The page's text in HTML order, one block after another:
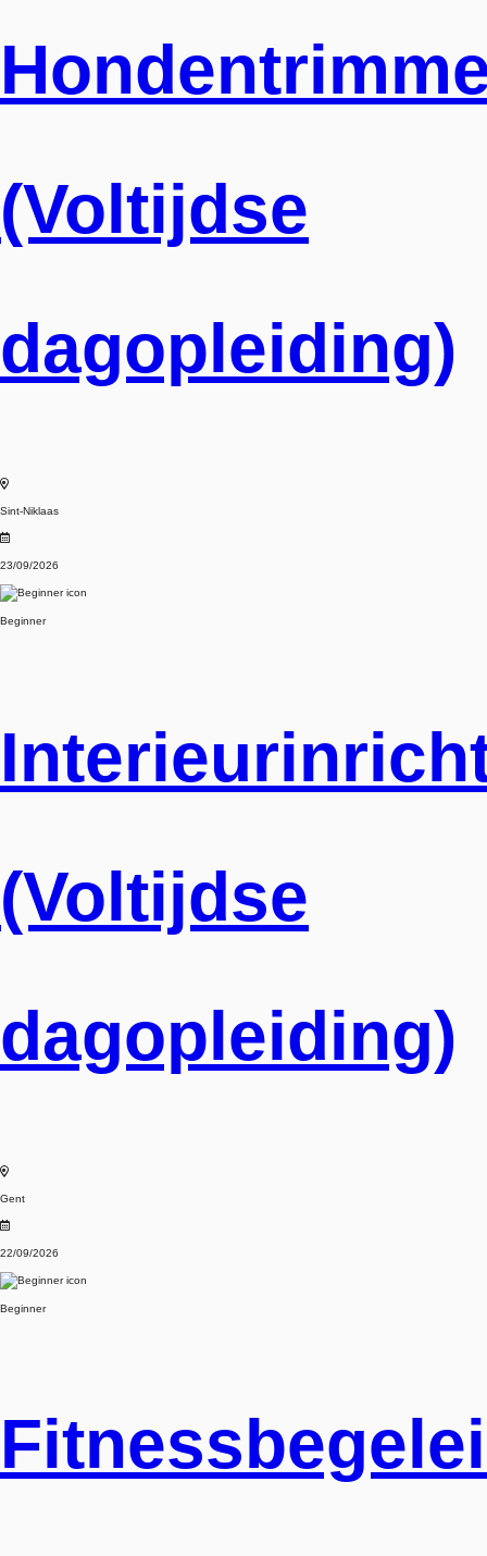
(Voltijdse
dagopleiding)
Sint-Niklaas
23/09/2026
Beginner
(Voltijdse
dagopleiding)
Gent
22/09/2026
Beginner